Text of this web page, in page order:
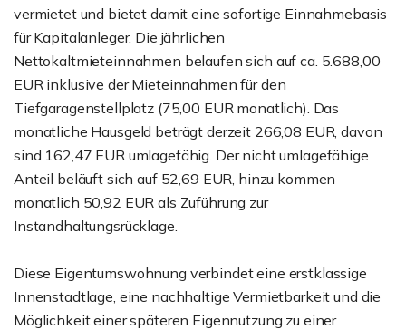
vermietet und bietet damit eine sofortige Einnahmebasis
für Kapitalanleger. Die jährlichen
Nettokaltmieteinnahmen belaufen sich auf ca. 5.688,00
EUR inklusive der Mieteinnahmen für den
Tiefgaragenstellplatz (75,00 EUR monatlich). Das
monatliche Hausgeld beträgt derzeit 266,08 EUR, davon
sind 162,47 EUR umlagefähig. Der nicht umlagefähige
Anteil beläuft sich auf 52,69 EUR, hinzu kommen
monatlich 50,92 EUR als Zuführung zur
Instandhaltungsrücklage.
Diese Eigentumswohnung verbindet eine erstklassige
Innenstadtlage, eine nachhaltige Vermietbarkeit und die
Möglichkeit einer späteren Eigennutzung zu einer